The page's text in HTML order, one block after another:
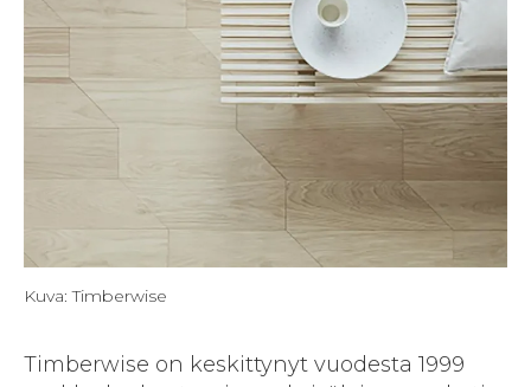
Kuva: Timberwise
Timberwise on keskittynyt vuodesta 1999